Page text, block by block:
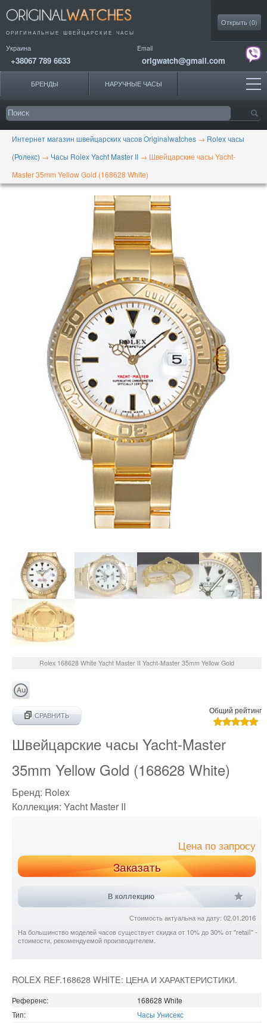
ОРИГИНАЛЬНЫЕ ШВЕЙЦАРСКИЕ ЧАСЫ
Украина
+38067 789 6633
Email
origwatch@gmail.com
Открыть (0)
БРЕНДЫ НАРУЧНЫЕ ЧАСЫ
Интернет магазин швейцарских часов Originalwatches → Rolex часы
(Ролекс) → Часы Rolex Yacht Master II → Швейцарские часы Yacht-
Master 35mm Yellow Gold (168628 White)
Rolex 168628 White Yacht Master II Yacht-Master 35mm Yellow Gold
СРАВНИТЬ
Общий рейтинг
Швейцарские часы Yacht-Master
35mm Yellow Gold (168628 White)
Бренд: Rolex
Коллекция: Yacht Master II
Цена по запросу
Заказать
В коллекцию
Стоимость актуальна на дату: 02.01.2016
На большинство моделей часов существует скидка от 10% до 30% от "retail" -
стоимости, рекомендуемой производителем.
ROLEX REF.168628 WHITE: ЦЕНА И ХАРАКТЕРИСТИКИ.
Референс:
168628 White
Тип:
Часы Унисекс